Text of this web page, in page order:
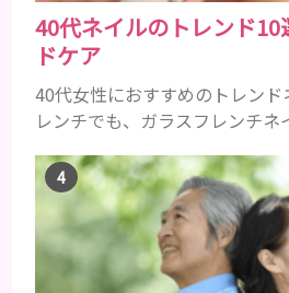
40代ネイルのトレンド
ドケア
40代女性におすすめのトレン
レンチでも、ガラスフレンチネ
血色の良いピンクゴールドでマ
元：https://4meee.com/
③2024トレンドカラーのピー
Fuzz）ネイル 引用元 ④ストー
大人女性も老け...